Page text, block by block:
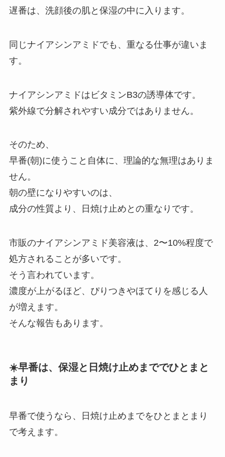
遅番は、洗顔後の肌と保湿の中に入ります。
同じナイアシンアミドでも、重なる仕事が違いま
す。
ナイアシンアミドはビタミンB3の誘導体です。
紫外線で分解されやすい成分ではありません。
そのため、
早番(朝)に使うこと自体に、理論的な無理はありま
せん。
朝の壁になりやすいのは、
成分の性質より、日焼け止めとの重なりです。
市販のナイアシンアミド美容液は、2〜10%程度で
処方されることが多いです。
そう言われています。
濃度が上がるほど、ぴりつきやほてりを感じる人
が増えます。
そんな報告もあります。
☀️早番は、保湿と日焼け止めまででひとまと
まり
早番で使うなら、日焼け止めまでをひとまとまり
で考えます。